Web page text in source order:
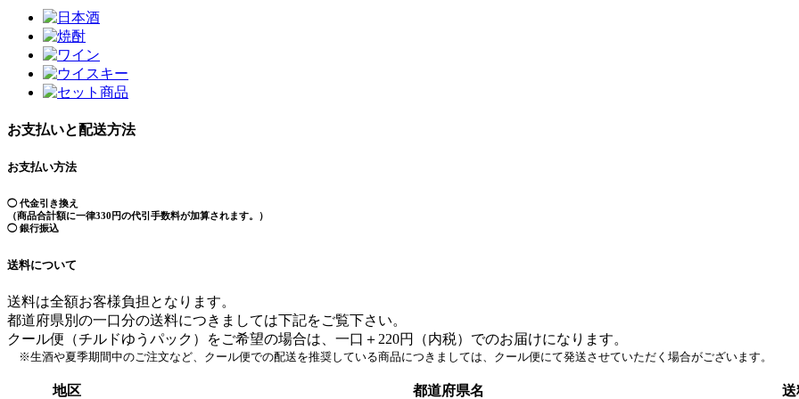
お支払いと配送方法
お支払い方法
◯ 代金引き換え
（商品合計額に一律330円の代引手数料が加算されます。）
◯ 銀行振込
送料について
送料は全額お客様負担となります。
都道府県別の一口分の送料につきましては下記をご覧下さい。
クール便（チルドゆうパック）をご希望の場合は、一口＋220円（内税）でのお届けになります。
※生酒や夏季期間中のご注文など、クール便での配送を推奨している商品につきましては、クール便にて発送させていただく場合がございます。
地区 都道府県名 送